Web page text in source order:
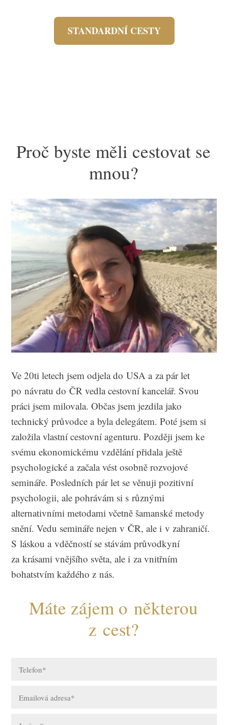
STANDARDNÍ CESTY
Proč byste měli cestovat se
mnou?
Ve 20ti letech jsem odjela do USA a za pár let
po návratu do ČR vedla cestovní kancelář. Svou
práci jsem milovala. Občas jsem jezdila jako
technický průvodce a byla delegátem. Poté jsem si
založila vlastní cestovní agenturu. Později jsem ke
svému ekonomickému vzdělání přidala ještě
psychologické a začala vést osobně rozvojové
semináře. Posledních pár let se věnuji pozitivní
psychologii, ale pohrávám si s různými
alternativními metodami včetně šamanské metody
snění. Vedu semináře nejen v ČR, ale i v zahraničí.
S láskou a vděčností se stávám průvodkyní
za krásami vnějšího světa, ale i za vnitřním
bohatstvím každého z nás.
Máte zájem o některou
z cest?